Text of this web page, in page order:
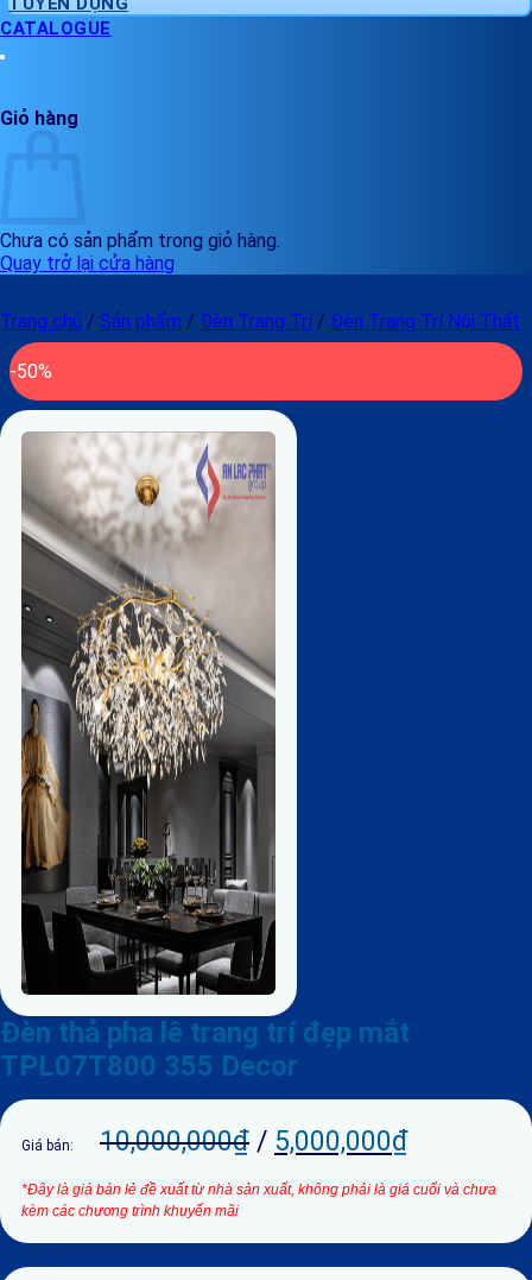
CATALOGUE
Giỏ hàng
Chưa có sản phẩm trong giỏ hàng.
Quay trở lại cửa hàng
Trang chủ / Sản phẩm / Đèn Trang Trí / Đèn Trang Trí Nội Thất
-50%
Đèn thả pha lê trang trí đẹp mắt
TPL07T800 355 Decor
Giá bán: 10,000,000₫ / 5,000,000₫
*Đây là giá bán lẻ đề xuất từ nhà sản xuất, không phải là giá cuối và chưa
kèm các chương trình khuyến mãi